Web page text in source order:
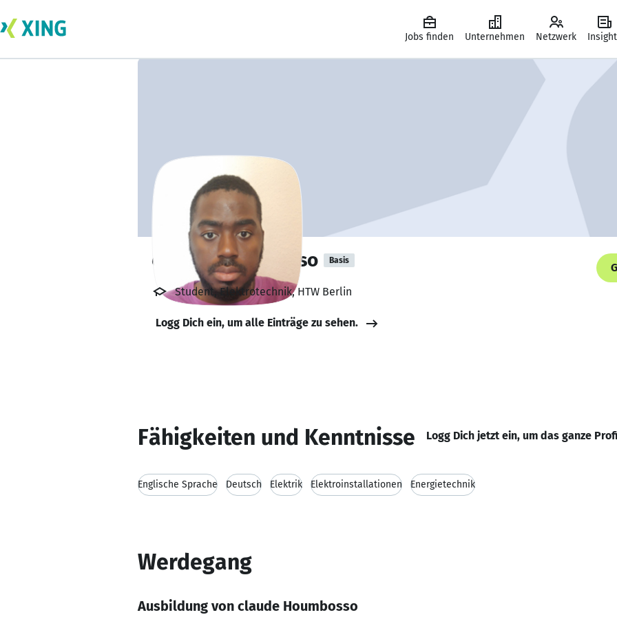
Jobs finden Unternehmen Netzwerk
claude Houmbosso Basis
Student, Elektrotechnik, HTW Berlin
Logg Dich ein, um alle Einträge zu sehen.
Fähigkeiten und Kenntnisse Logg Dich jetzt ein, um das ganze
Englische Sprache Deutsch Elektrik Elektroinstallationen Energietechnik
Werdegang
Ausbildung von claude Houmbosso